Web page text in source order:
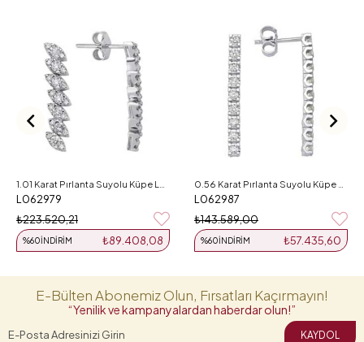
L062979
₺89.408,08
%60İNDIRIM
₺223.520,21
L062987
₺57.435,60
%60İNDIRIM
₺143.589,00
E-Bülten Abonemiz Olun, Fırsatları Kaçırmayın!
“Yenilik ve kampanyalardan haberdar olun!”
KAYDOL